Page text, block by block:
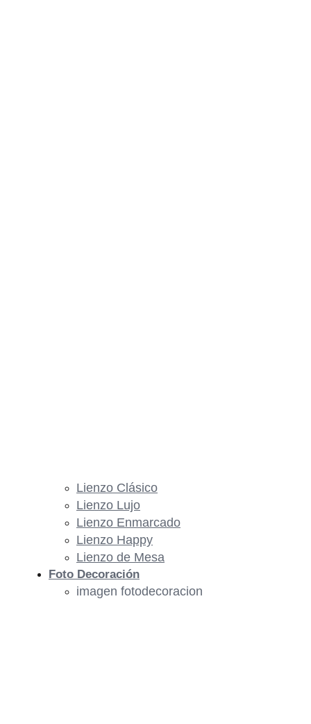
Lienzo Clásico
Lienzo Lujo
Lienzo Enmarcado
Lienzo Happy
Lienzo de Mesa
Foto Decoración
imagen fotodecoracion